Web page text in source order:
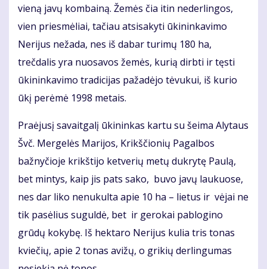
vieną javų kombainą. Žemės čia itin nederlingos,
vien priesmėliai, tačiau atsisakyti ūkininkavimo
Nerijus nežada, nes iš dabar turimų 180 ha,
trečdalis yra nuosavos žemės, kurią dirbti ir tęsti
ūkininkavimo tradicijas pažadėjo tėvukui, iš kurio
ūkį perėmė 1998 metais.
Praėjusį savaitgalį ūkininkas kartu su šeima Alytaus
Švč. Mergelės Marijos, Krikščionių Pagalbos
bažnyčioje krikštijo ketverių metų dukrytę Paulą,
bet mintys, kaip jis pats sako, buvo javų laukuose,
nes dar liko nenukulta apie 10 ha – lietus ir vėjai ne
tik pasėlius suguldė, bet ir gerokai pablogino
grūdų kokybę. Iš hektaro Nerijus kulia tris tonas
kviečių, apie 2 tonas avižų, o grikių derlingumas